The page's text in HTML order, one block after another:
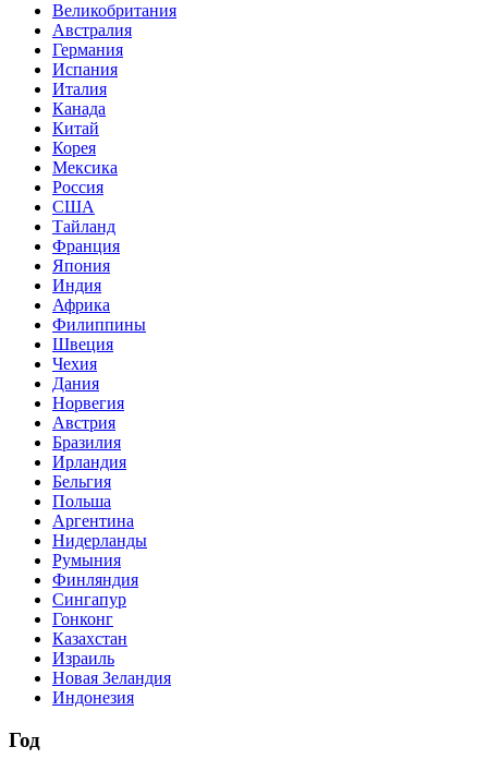
Великобритания
Австралия
Германия
Испания
Италия
Канада
Китай
Корея
Мексика
Россия
США
Тайланд
Франция
Япония
Индия
Африка
Филиппины
Швеция
Чехия
Дания
Норвегия
Австрия
Бразилия
Ирландия
Бельгия
Польша
Аргентина
Нидерланды
Румыния
Финляндия
Сингапур
Гонконг
Казахстан
Израиль
Новая Зеландия
Индонезия
Год